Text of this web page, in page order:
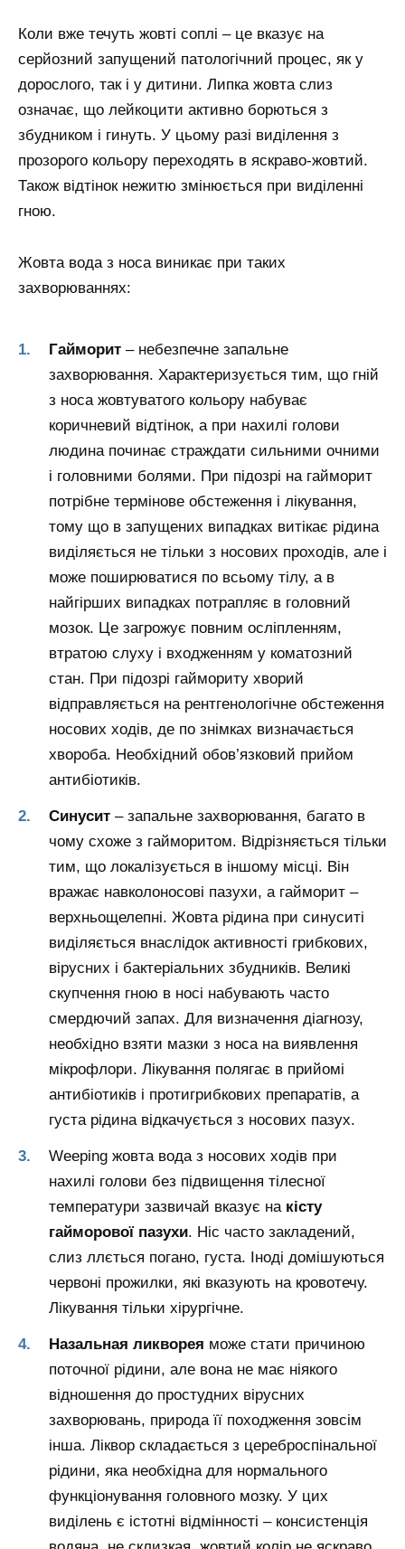
Коли вже течуть жовті соплі – це вказує на
серйозний запущений патологічний процес, як у
дорослого, так і у дитини. Липка жовта слиз
означає, що лейкоцити активно борються з
збудником і гинуть. У цьому разі виділення з
прозорого кольору переходять в яскраво-жовтий.
Також відтінок нежитю змінюється при виділенні
гною.
Жовта вода з носа виникає при таких
захворюваннях:
Гайморит – небезпечне запальне
захворювання. Характеризується тим, що гній
з носа жовтуватого кольору набуває
коричневий відтінок, а при нахилі голови
людина починає страждати сильними очними
і головними болями. При підозрі на гайморит
потрібне термінове обстеження і лікування,
тому що в запущених випадках витікає рідина
виділяється не тільки з носових проходів, але і
може поширюватися по всьому тілу, а в
найгірших випадках потрапляє в головний
мозок. Це загрожує повним осліпленням,
втратою слуху і входженням у коматозний
стан. При підозрі гаймориту хворий
відправляється на рентгенологічне обстеження
носових ходів, де по знімках визначається
хвороба. Необхідний обов’язковий прийом
антибіотиків.
Синусит – запальне захворювання, багато в
чому схоже з гайморитом. Відрізняється тільки
тим, що локалізується в іншому місці. Він
вражає навколоносові пазухи, а гайморит –
верхньощелепні. Жовта рідина при синуситі
виділяється внаслідок активності грибкових,
вірусних і бактеріальних збудників. Великі
скупчення гною в носі набувають часто
смердючий запах. Для визначення діагнозу,
необхідно взяти мазки з носа на виявлення
мікрофлори. Лікування полягає в прийомі
антибіотиків і протигрибкових препаратів, а
густа рідина відкачується з носових пазух.
Weeping жовта вода з носових ходів при
нахилі голови без підвищення тілесної
температури зазвичай вказує на кісту
гайморової пазухи. Ніс часто закладений,
слиз ллється погано, густа. Іноді домішуються
червоні прожилки, які вказують на кровотечу.
Лікування тільки хірургічне.
Назальная ликворея може стати причиною
поточної рідини, але вона не має ніякого
відношення до простудних вірусних
захворювань, природа її походження зовсім
інша. Ліквор складається з цереброспінальної
рідини, яка необхідна для нормального
функціонування головного мозку. У цих
виділень є істотні відмінності – консистенція